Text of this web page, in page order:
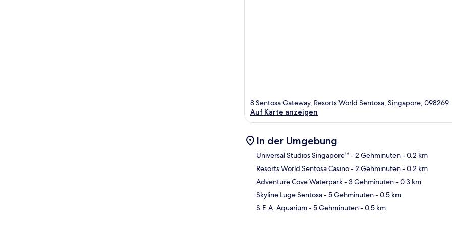
8 Sentosa Gateway, Resorts World Sentosa, Singapore, 098269
Auf Karte anzeigen
In der Umgebung
Universal Studios Singapore™ - 2 Gehminuten- 0.2 km
Resorts World Sentosa Casino- 2 Gehminuten- 0.2 km
Adventure Cove Waterpark- 3 Gehminuten- 0.3 km
Skyline Luge Sentosa- 5 Gehminuten- 0.5 km
S.E.A. Aquarium- 5 Gehminuten- 0.5 km